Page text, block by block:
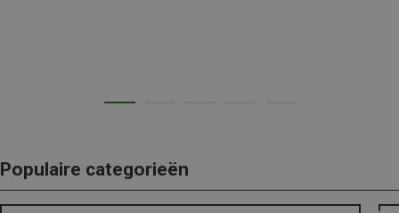
Populaire categorieën